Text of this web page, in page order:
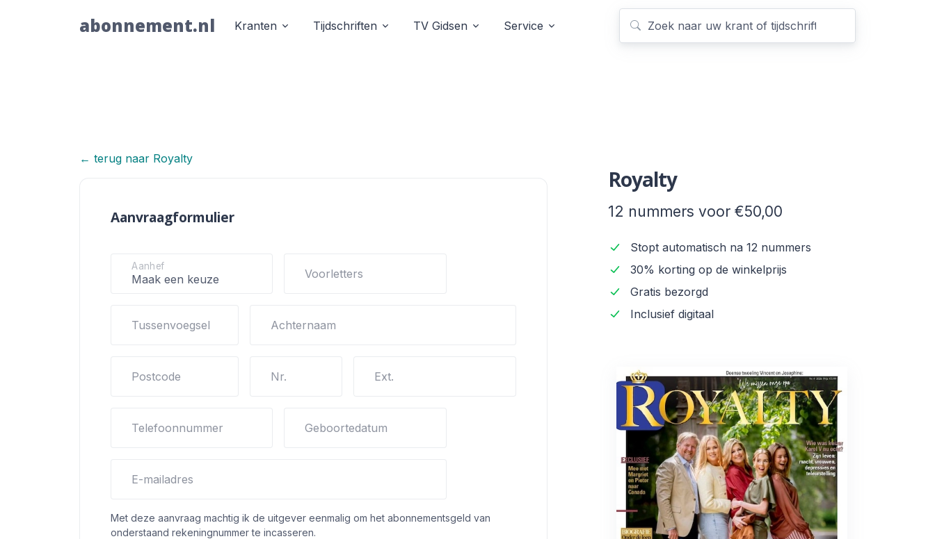
abonnement.nl Kranten Tijdschriften TV Gidsen Service
← terug naar Royalty
Royalty
Aanvraagformulier
Aanhef
Voorletters
Tussenvoegsel Achternaam
Postcode Nr. Ext.
Telefoonnummer Geboortedatum
E-mailadres
Met deze aanvraag machtig ik de uitgever eenmalig om het abonnementsgeld van
onderstaand rekeningnummer te incasseren.
Royalty
12 nummers voor €50,00
Stopt automatisch na 12 nummers
30% korting op de winkelprijs
Gratis bezorgd
Inclusief digitaal